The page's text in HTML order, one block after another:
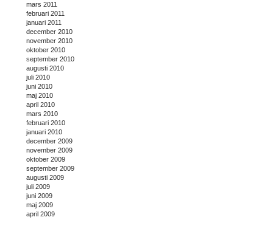
mars 2011
februari 2011
januari 2011
december 2010
november 2010
oktober 2010
september 2010
augusti 2010
juli 2010
juni 2010
maj 2010
april 2010
mars 2010
februari 2010
januari 2010
december 2009
november 2009
oktober 2009
september 2009
augusti 2009
juli 2009
juni 2009
maj 2009
april 2009